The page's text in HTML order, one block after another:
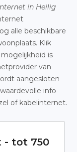
in Heilig
alle beschikbare
Klik
mogelijkheid is
van
aangesloten
info
of kabelinternet.
- tot 750